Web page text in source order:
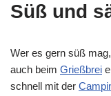
Süß und
Wer es gern süß
auch beim Grießbrei
schnell mit der